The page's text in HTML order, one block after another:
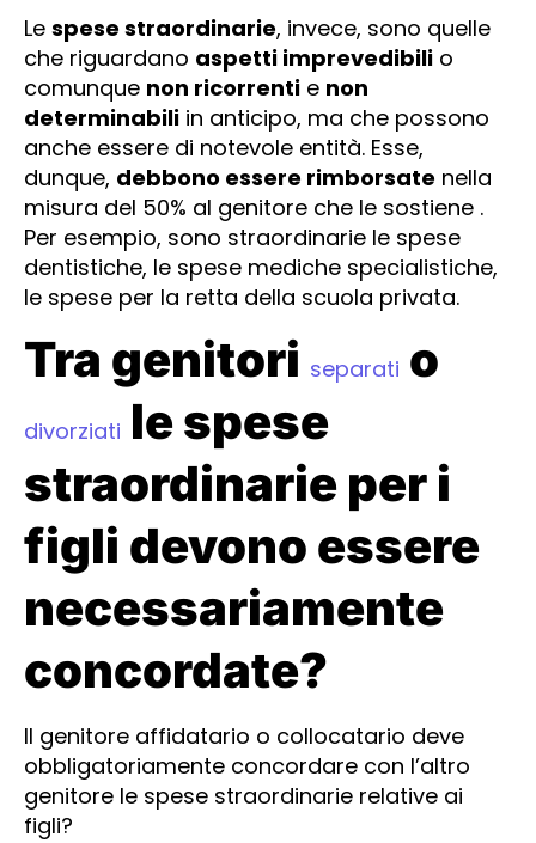
Le spese straordinarie, invece, sono quelle
che riguardano aspetti imprevedibili o
comunque non ricorrenti e non
determinabili in anticipo, ma che possono
anche essere di notevole entità. Esse,
dunque, debbono essere rimborsate nella
misura del 50% al genitore che le sostiene .
Per esempio, sono straordinarie le spese
dentistiche, le spese mediche specialistiche,
le spese per la retta della scuola privata.
Tra genitori separati o
divorziati le spese
straordinarie per i
figli devono essere
necessariamente
concordate?
Il genitore affidatario o collocatario deve
obbligatoriamente concordare con l’altro
genitore le spese straordinarie relative ai
figli?